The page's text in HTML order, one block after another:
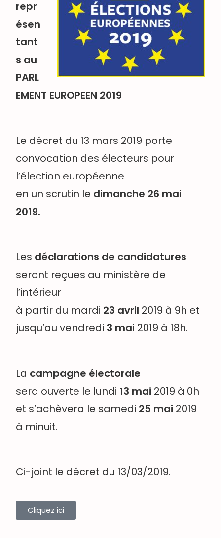
repr
ésen
tant
s au
PARL
EMENT EUROPEEN 2019
Le décret du 13 mars 2019 porte
convocation des électeurs pour
l’élection européenne
en un scrutin le dimanche 26 mai
2019.
Les déclarations de candidatures
seront reçues au ministère de
l’intérieur
à partir du mardi 23 avril 2019 à 9h et
jusqu’au vendredi 3 mai 2019 à 18h.
La campagne électorale
sera ouverte le lundi 13 mai 2019 à 0h
et s’achèvera le samedi 25 mai 2019
à minuit.
Ci-joint le décret du 13/03/2019.
Cliquez ici